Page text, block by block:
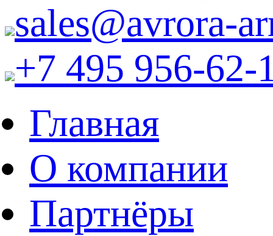
sales@avrora-
+7 495 956-62-
Главная
О компании
Партнёры